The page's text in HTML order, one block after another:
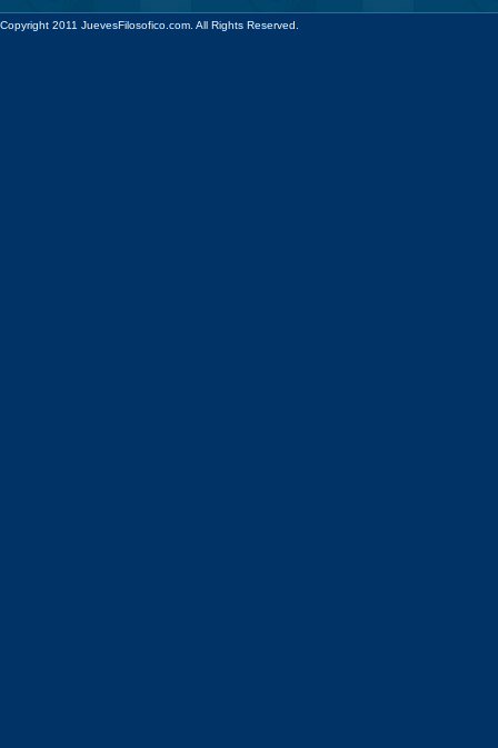
Copyright 2011 JuevesFilosofico.com. All Rights Reserved.